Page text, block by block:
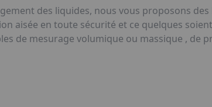
des liquides, nous vous proposons
aisée en toute sécurité et ce quelques
de mesurage volumique ou massique , de